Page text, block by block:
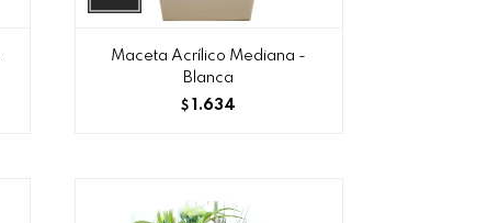
Maceta Acrílico Mediana -
Blanca
$ 1.634